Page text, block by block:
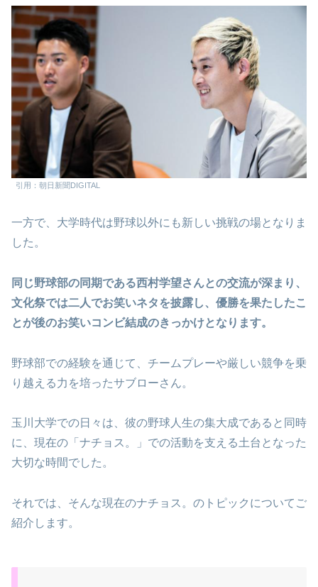
引用：朝日新聞DIGITAL
一方で、大学時代は野球以外にも新しい挑戦の場となりま
した。
同じ野球部の同期である西村学望さんとの交流が深まり、
文化祭では二人でお笑いネタを披露し、優勝を果たしたこ
とが後のお笑いコンビ結成のきっかけとなります。
野球部での経験を通じて、チームプレーや厳しい競争を乗
り越える力を培ったサブローさん。
玉川大学での日々は、彼の野球人生の集大成であると同時
に、現在の「ナチョス。」での活動を支える土台となった
大切な時間でした。
それでは、そんな現在のナチョス。のトピックについてご
紹介します。